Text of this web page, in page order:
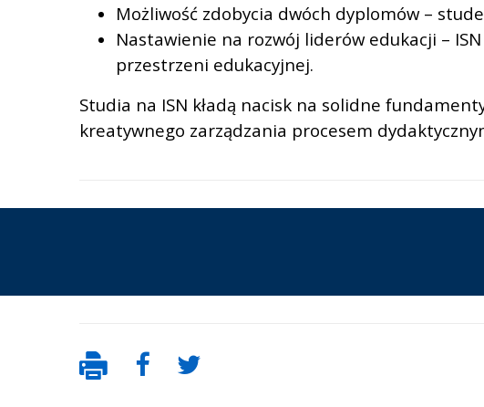
Możliwość zdobycia dwóch dyplomów –
Nastawienie na rozwój liderów edukacji –
przestrzeni edukacyjnej.
Studia na ISN kładą nacisk na solidne
kreatywnego zarządzania procesem